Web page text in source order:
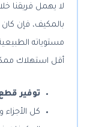
لا يهمل فريقنا
بالمكيف، فإن
مستوياته
أقل استهلاك
توفير
كل